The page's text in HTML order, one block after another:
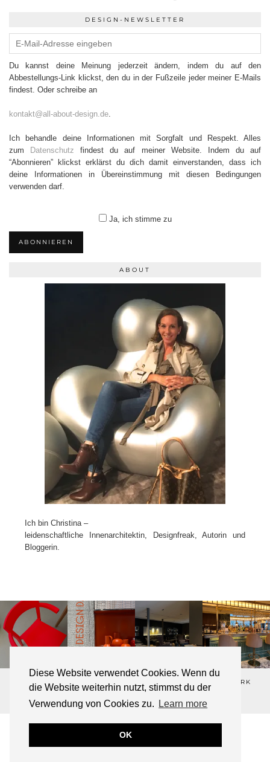
Diese Website verwendet Cookies. Wenn du
die Website weiterhin nutzt, stimmst du der
Verwendung von Cookies zu.
Learn more
OK
DESIGN-NEWSLETTER
Du kannst deine Meinung jederzeit ändern, indem du auf den
Abbestellungs-Link klickst, den du in der Fußzeile jeder meiner E-Mails
findest. Oder schreibe an
kontakt@all-about-design.de.
Ich behandle deine Informationen mit Sorgfalt und Respekt. Alles
zum
Datenschutz findest du auf meiner Website. Indem du auf
“Abonnieren” klickst erklärst du dich damit einverstanden, dass ich
deine Informationen in Übereinstimmung mit diesen Bedingungen
verwenden darf.
Ja, ich stimme zu
ABONNIEREN
ABOUT
Ich bin Christina –
leidenschaftliche Innenarchitektin, Designfreak, Autorin und
Bloggerin.
©2026 ALL-ABOUT-DESIGN💋 ®REGISTERED TRADEMARK
THEME DESIGNED BY pipdig